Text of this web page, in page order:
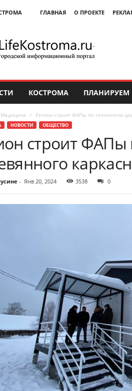
ГЛАВНАЯ О ПРОЕКТЕ
КОСТРОМА ПЛАНИРУЕМ
Медицина Регион строит ФАПы по технологии
НОВОСТИ ОБЩЕСТВО
строит ФАПы
- Янв 20, 2024 3538 0